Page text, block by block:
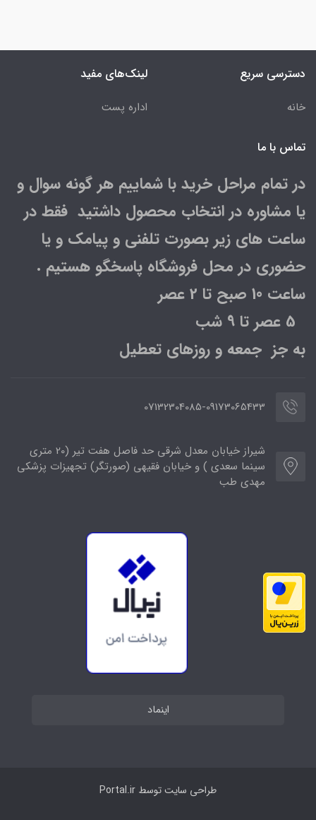
دسترسی سریع
خانه
لینک‌های مفید
اداره پست
تماس با ما
در تمام مراحل خرید با شماییم هر گونه سوال و
یا مشاوره در انتخاب محصول داشتید فقط در
ساعت های زیر بصورت تلفنی و پیامک و یا
حضوری در محل فروشگاه پاسخگو هستیم .
ساعت 10 صبح تا 2 عصر
به جز جمعه و روزهای تعطیل
07132304085-09173065433
شیراز خیابان معدل شرقی حد فاصل هفت تیر (20 متری
سینما سعدی ) و خیابان فقیهی (صورتگر) تجهیزات پزشکی
مهدی طب
اینماد
طراحی سایت توسط Portal.ir